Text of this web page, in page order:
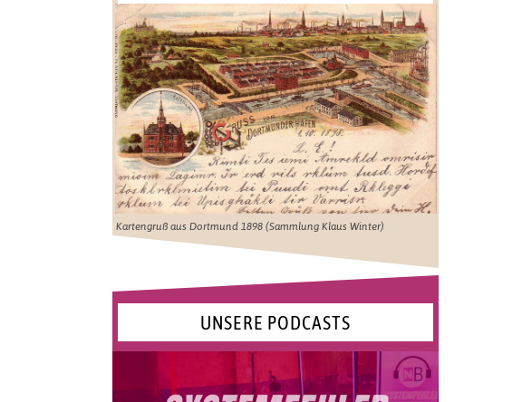
Kartengruß aus Dortmund 1898 (Sammlung Klaus Winter)
UNSERE PODCASTS